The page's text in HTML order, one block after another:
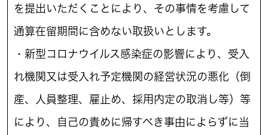
を提出いただくことにより、その事情を考慮して
通算在留期間に含めない取扱いとします。
・新型コロナウイルス感染症の影響により、受入
れ機関又は受入れ予定機関の経営状況の悪化（倒
産、人員整理、雇止め、採用内定の取消し等）等
により、自己の責めに帰すべき事由によらずに当